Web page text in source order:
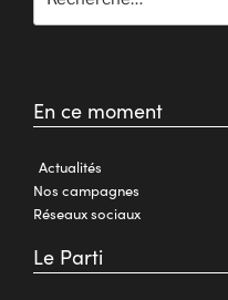
En ce moment
Actualités
Nos campagnes
Réseaux sociaux
Le Parti